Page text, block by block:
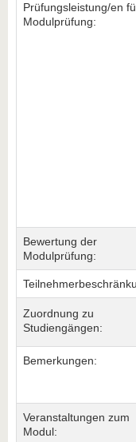
Prüfungsleistung/en
Modulprüfung:
Bewertung der
Modulprüfung:
Zuordnung zu
Studiengängen:
Bemerkungen:
Veranstaltungen zum
Modul: